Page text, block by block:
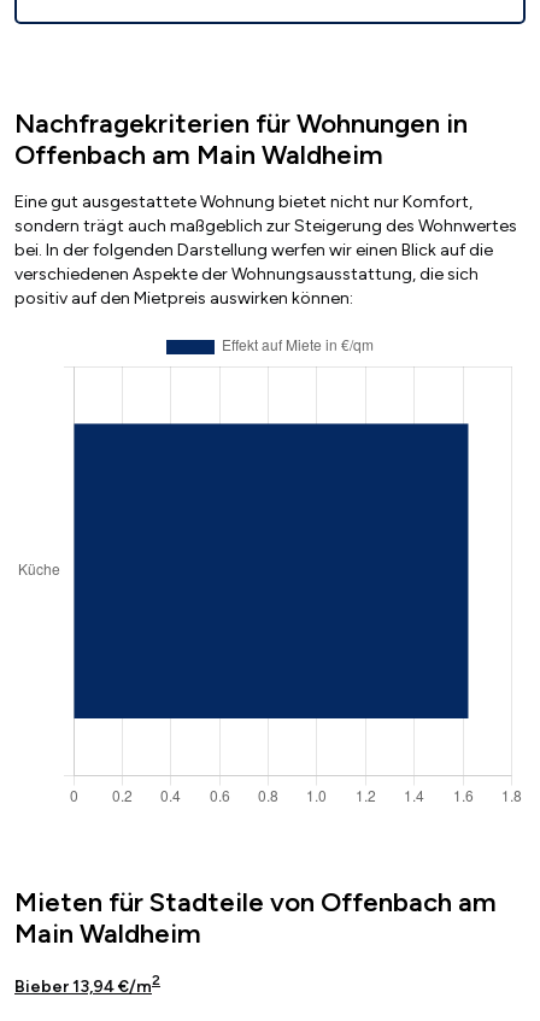
Nachfragekriterien für Wohnungen in
Offenbach am Main Waldheim
Eine gut ausgestattete Wohnung bietet nicht nur Komfort,
sondern trägt auch maßgeblich zur Steigerung des Wohnwertes
bei. In der folgenden Darstellung werfen wir einen Blick auf die
verschiedenen Aspekte der Wohnungsausstattung, die sich
positiv auf den Mietpreis auswirken können:
Mieten für Stadteile von Offenbach am
Main Waldheim
Bieber 13,94 €/m2